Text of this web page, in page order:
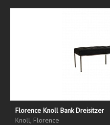
Florence Knoll Bank Dreisitzer
Knoll, Florence